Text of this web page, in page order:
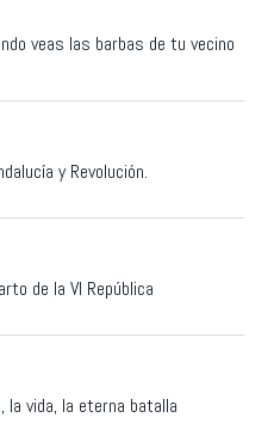
veas las barbas de tu vecino
y Revolución.
de la VI República
la vida, la eterna batalla